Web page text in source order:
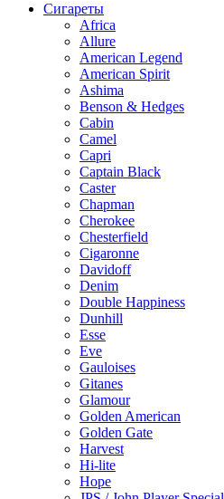
Сигареты
Africa
Allure
American Legend
American Spirit
Ashima
Benson & Hedges
Cabin
Camel
Capri
Captain Black
Caster
Chapman
Cherokee
Chesterfield
Cigaronne
Davidoff
Denim
Double Happiness
Dunhill
Esse
Eve
Gauloises
Gitanes
Glamour
Golden American
Golden Gate
Harvest
Hi-lite
Hope